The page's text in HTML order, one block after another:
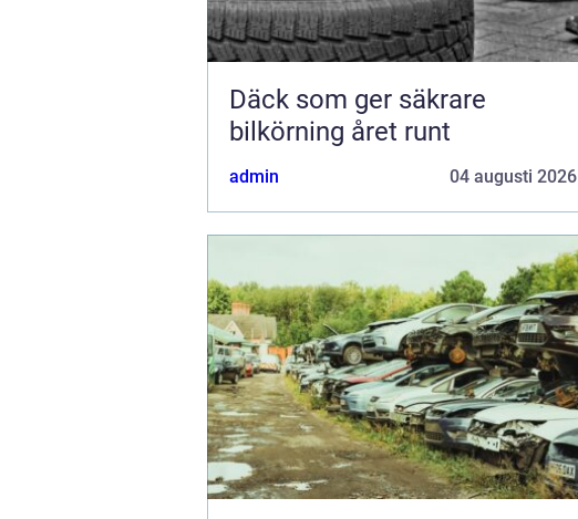
Däck som ger säkrare
bilkörning året runt
admin 04 augusti 2026